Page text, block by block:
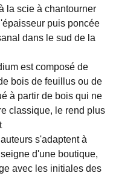
la scie à chantourner
puis poncée
dans le sud de la
est composé de
bois de feuillus ou de
à partir de bois qui ne
classique, le rend plus
s'adaptent à
d'une boutique,
avec les initiales des